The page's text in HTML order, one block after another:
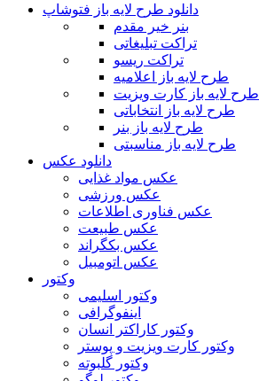
دانلود طرح لایه باز فتوشاپ
بنر خیر مقدم
تراکت تبلیغاتی
تراکت ریسو
طرح لایه باز اعلامیه
طرح لایه باز کارت ویزیت
طرح لایه باز انتخاباتی
طرح لایه باز بنر
طرح لایه باز مناسبتی
دانلود عکس
عکس مواد غذایی
عکس ورزشی
عکس فناوری اطلاعات
عکس طبیعت
عکس بکگراند
عکس اتومبیل
وکتور
وکتور اسلیمی
اینفوگرافی
وکتور کاراکتر انسان
وکتور کارت ویزیت و پوستر
وکتور گلبوته